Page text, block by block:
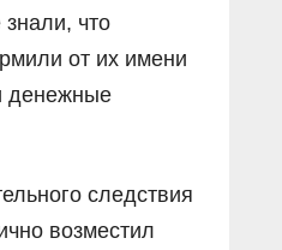
что
от их имени
денежные
следствия
возместил